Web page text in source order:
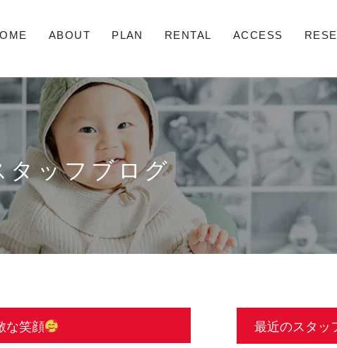
ABOUT PLAN RENTAL ACCESS
タッフブログ
な笑顔 最近のスタッ